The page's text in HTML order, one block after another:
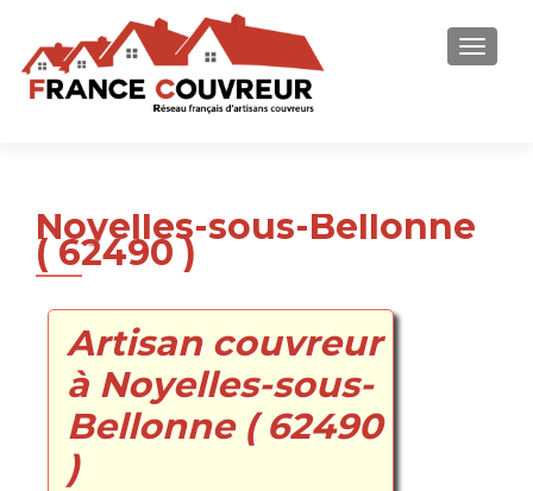
Noyelles-sous-Bellonne
( 62490 )
Artisan couvreur
à Noyelles-sous-
Bellonne ( 62490
)